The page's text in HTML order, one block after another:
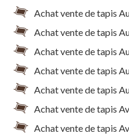
Achat vente de tapis
Achat vente de tapis
Achat vente de tapis
Achat vente de tapis
Achat vente de tapis
Achat vente de tapis
Achat vente de tapis